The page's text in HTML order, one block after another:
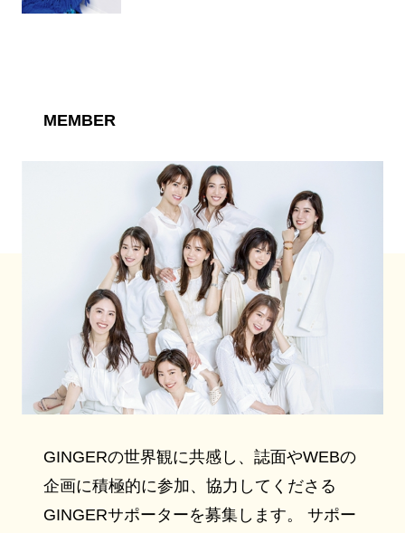
MEMBER
GINGERの世界観に共感し、誌面やWEBの
企画に積極的に参加、協力してくださる
GINGERサポーターを募集します。 サポー